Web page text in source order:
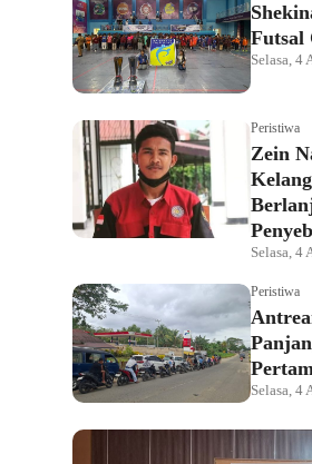
Futsal
Selasa, 4
Peristiwa
Zein
Selasa, 4
Peristiwa
Selasa, 4